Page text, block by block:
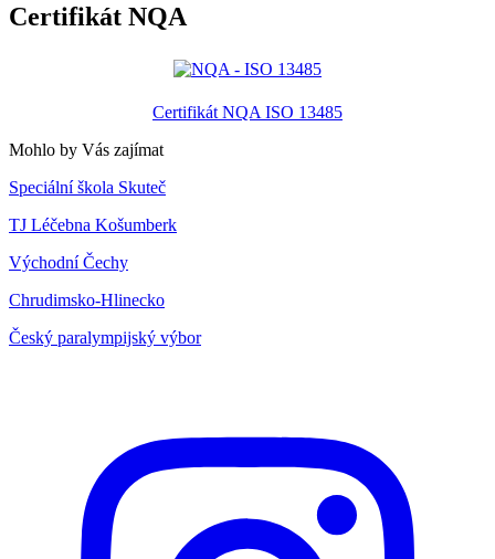
Certifikát NQA
Certifikát NQA ISO 13485
Mohlo by Vás zajímat
Speciální škola Skuteč
TJ Léčebna Košumberk
Východní Čechy
Chrudimsko-Hlinecko
Český paralympijský výbor